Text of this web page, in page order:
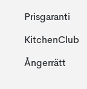
Prisgaranti
KitchenClub
Ångerrätt